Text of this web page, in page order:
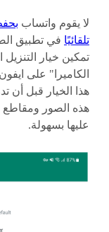
لا يقوم واتساب
تلقائيًا في تطبيق
تمكين خيار
الكاميرا" على
هذا الخيار قبل أن
هذه الصور ومقاطع
عليها بسهولة.